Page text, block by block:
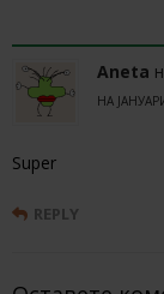
Aneta
НА
Super
REPLY